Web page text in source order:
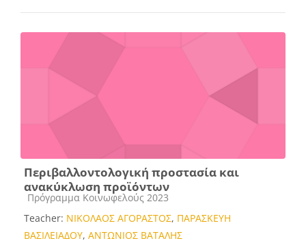
Περιβαλλοντολογική προστασία και
ανακύκλωση προϊόντων
Course category
Πρόγραμμα Κοινωφελούς 2023
Teacher: ΝΙΚΟΛΑΟΣ ΑΓΟΡΑΣΤΟΣ, ΠΑΡΑΣΚΕΥΗ
ΒΑΣΙΛΕΙΑΔΟΥ, ΑΝΤΩΝΙΟΣ ΒΑΤΑΛΗΣ